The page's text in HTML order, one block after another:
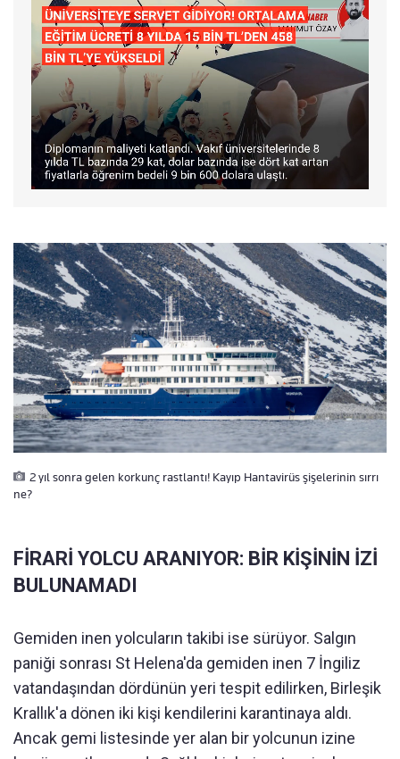
2 yıl sonra gelen korkunç rastlantı! Kayıp Hantavirüs şişelerinin sırrı
ne?
FİRARİ YOLCU ARANIYOR: BİR KİŞİNİN İZİ
BULUNAMADI
Gemiden inen yolcuların takibi ise sürüyor. Salgın
paniği sonrası St Helena'da gemiden inen 7 İngiliz
vatandaşından dördünün yeri tespit edilirken, Birleşik
Krallık'a dönen iki kişi kendilerini karantinaya aldı.
Ancak gemi listesinde yer alan bir yolcunun izine